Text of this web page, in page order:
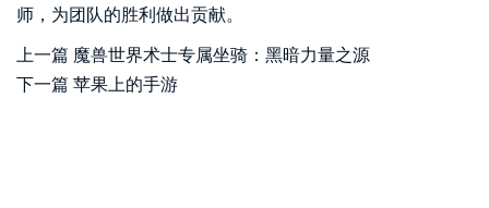
师，为团队的胜利做出贡献。
上一篇 魔兽世界术士专属坐骑：黑暗力量之源
下一篇 苹果上的手游